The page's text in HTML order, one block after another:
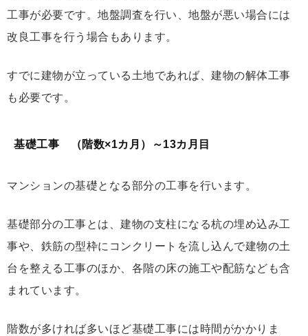
工事が必要です。地盤調査を行い、地盤が悪い場合には
改良工事を行う場合もあります。
すでに建物が立っている土地であれば、建物の解体工事
も必要です。
基礎工事 （階数×1カ月）～13カ月目
マンションの基礎となる部分の工事を行います。
基礎部分の工事とは、建物の支柱になる杭の埋め込み工
事や、鉄筋の型枠にコンクリートを流し込んで建物の土
台を整える工事のほか、各階の床の施工や配筋なども含
まれています。
階数が多ければ多いほど基礎工事には時間がかかりま